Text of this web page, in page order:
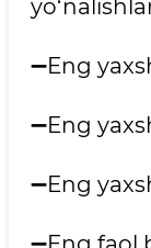
➖Eng
➖Eng
➖Eng